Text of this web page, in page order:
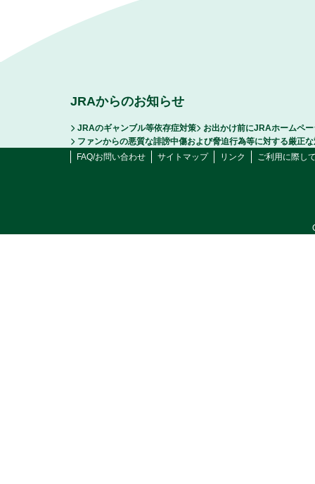
JRAからのお知らせ
JRAのギャンブル等依存症対策
お出かけ前にJRAホームペ
ファンからの悪質な誹謗中傷および脅迫行為等に対する厳正
FAQ/お問い合わせ
サイトマップ リンク ご利用に際し